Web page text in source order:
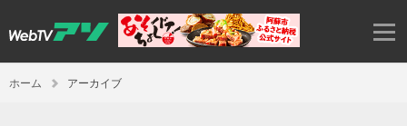
ホーム アーカイブ